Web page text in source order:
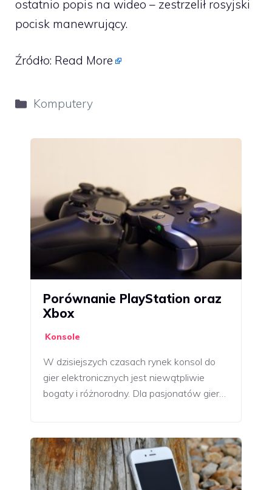
ostatnio popis na wideo – zestrzelił rosyjski
pocisk manewrujący.
Źródło: Read More
Kategorie
Komputery
Porównanie PlayStation oraz
Xbox
Konsole
W dzisiejszych czasach rynek konsol do
gier elektronicznych jest niewątpliwie
bogaty i różnorodny. Dla pasjonatów gier…